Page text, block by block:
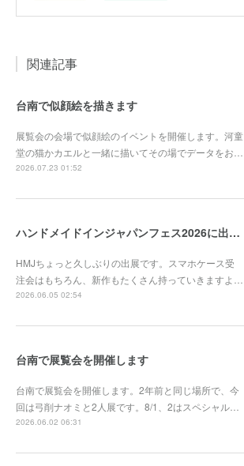
関連記事
台南で似顔絵を描きます
展覧会の会場で似顔絵のイベントを開催します。河童
堂の猫かカエルと一緒に描いてその場でデータをお…
2026.07.23 01:52
ハンドメイドインジャパンフェス2026に出展します
HMJちょっと久しぶりの出展です。スマホケース受
注会はもちろん、新作もたくさん持っていきますよ…
2026.06.05 02:54
台南で展覧会を開催します
台南で展覧会を開催します。2年前と同じ場所で、今
回は弓削ナオミと2人展です。8/1、2はスペシャル…
2026.06.02 06:31